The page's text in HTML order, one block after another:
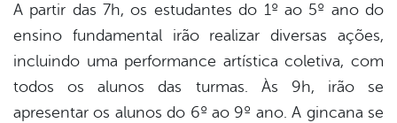
A partir das 7h, os estudantes do 1º ao 5º ano do
ensino fundamental irão realizar diversas ações,
incluindo uma performance artística coletiva, com
todos os alunos das turmas. Às 9h, irão se
apresentar os alunos do 6º ao 9º ano. A gincana se